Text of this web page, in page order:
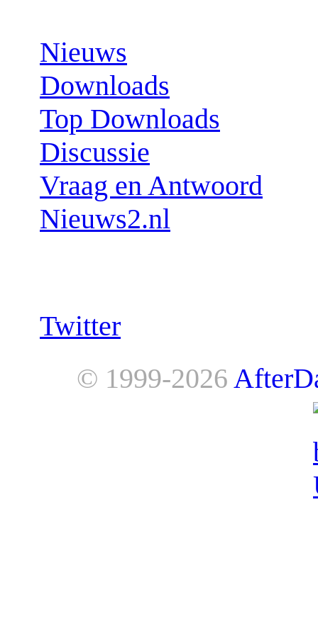
Nieuws
Downloads
Top Downloads
Discussie
Vraag en Antwoord
Nieuws2.nl
Twitter
© 1999-2026